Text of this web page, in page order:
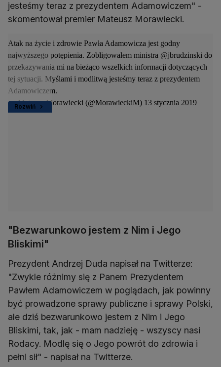
jesteśmy teraz z prezydentem Adamowiczem" -
skomentował premier Mateusz Morawiecki.
Rozwiń
Atak na życie i zdrowie Pawła Adamowicza jest godny
najwyższego potępienia. Zobligowałem ministra @jbrudzinski do
przekazywania mi na bieżąco wszelkich informacji dotyczących
tej sytuacji. Myślami i modlitwą jesteśmy teraz z prezydentem
Adamowiczem.
— Mateusz Morawiecki (@MorawieckiM) 13 stycznia 2019
"Bezwarunkowo jestem z Nim i Jego
Bliskimi"
Prezydent Andrzej Duda napisał na Twitterze:
"Zwykle różnimy się z Panem Prezydentem
Pawłem Adamowiczem w poglądach, jak powinny
być prowadzone sprawy publiczne i sprawy Polski,
ale dziś bezwarunkowo jestem z Nim i Jego
Bliskimi, tak, jak - mam nadzieję - wszyscy nasi
Rodacy. Modlę się o Jego powrót do zdrowia i
pełni sił" - napisał na Twitterze.